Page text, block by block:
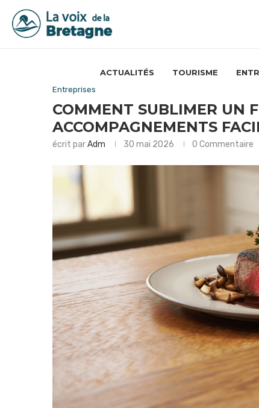
ACTUALITÉS TOURISME
Entreprises
COMMENT SUBLIMER UN
ACCOMPAGNEMENTS
écrit parAdm 30 mai 2026 0 Commentaire